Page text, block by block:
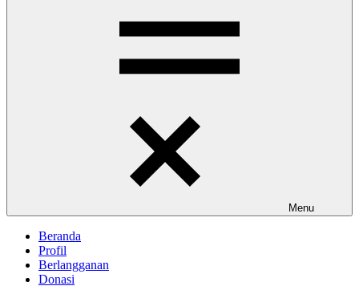
Menu
Beranda
Profil
Berlangganan
Donasi